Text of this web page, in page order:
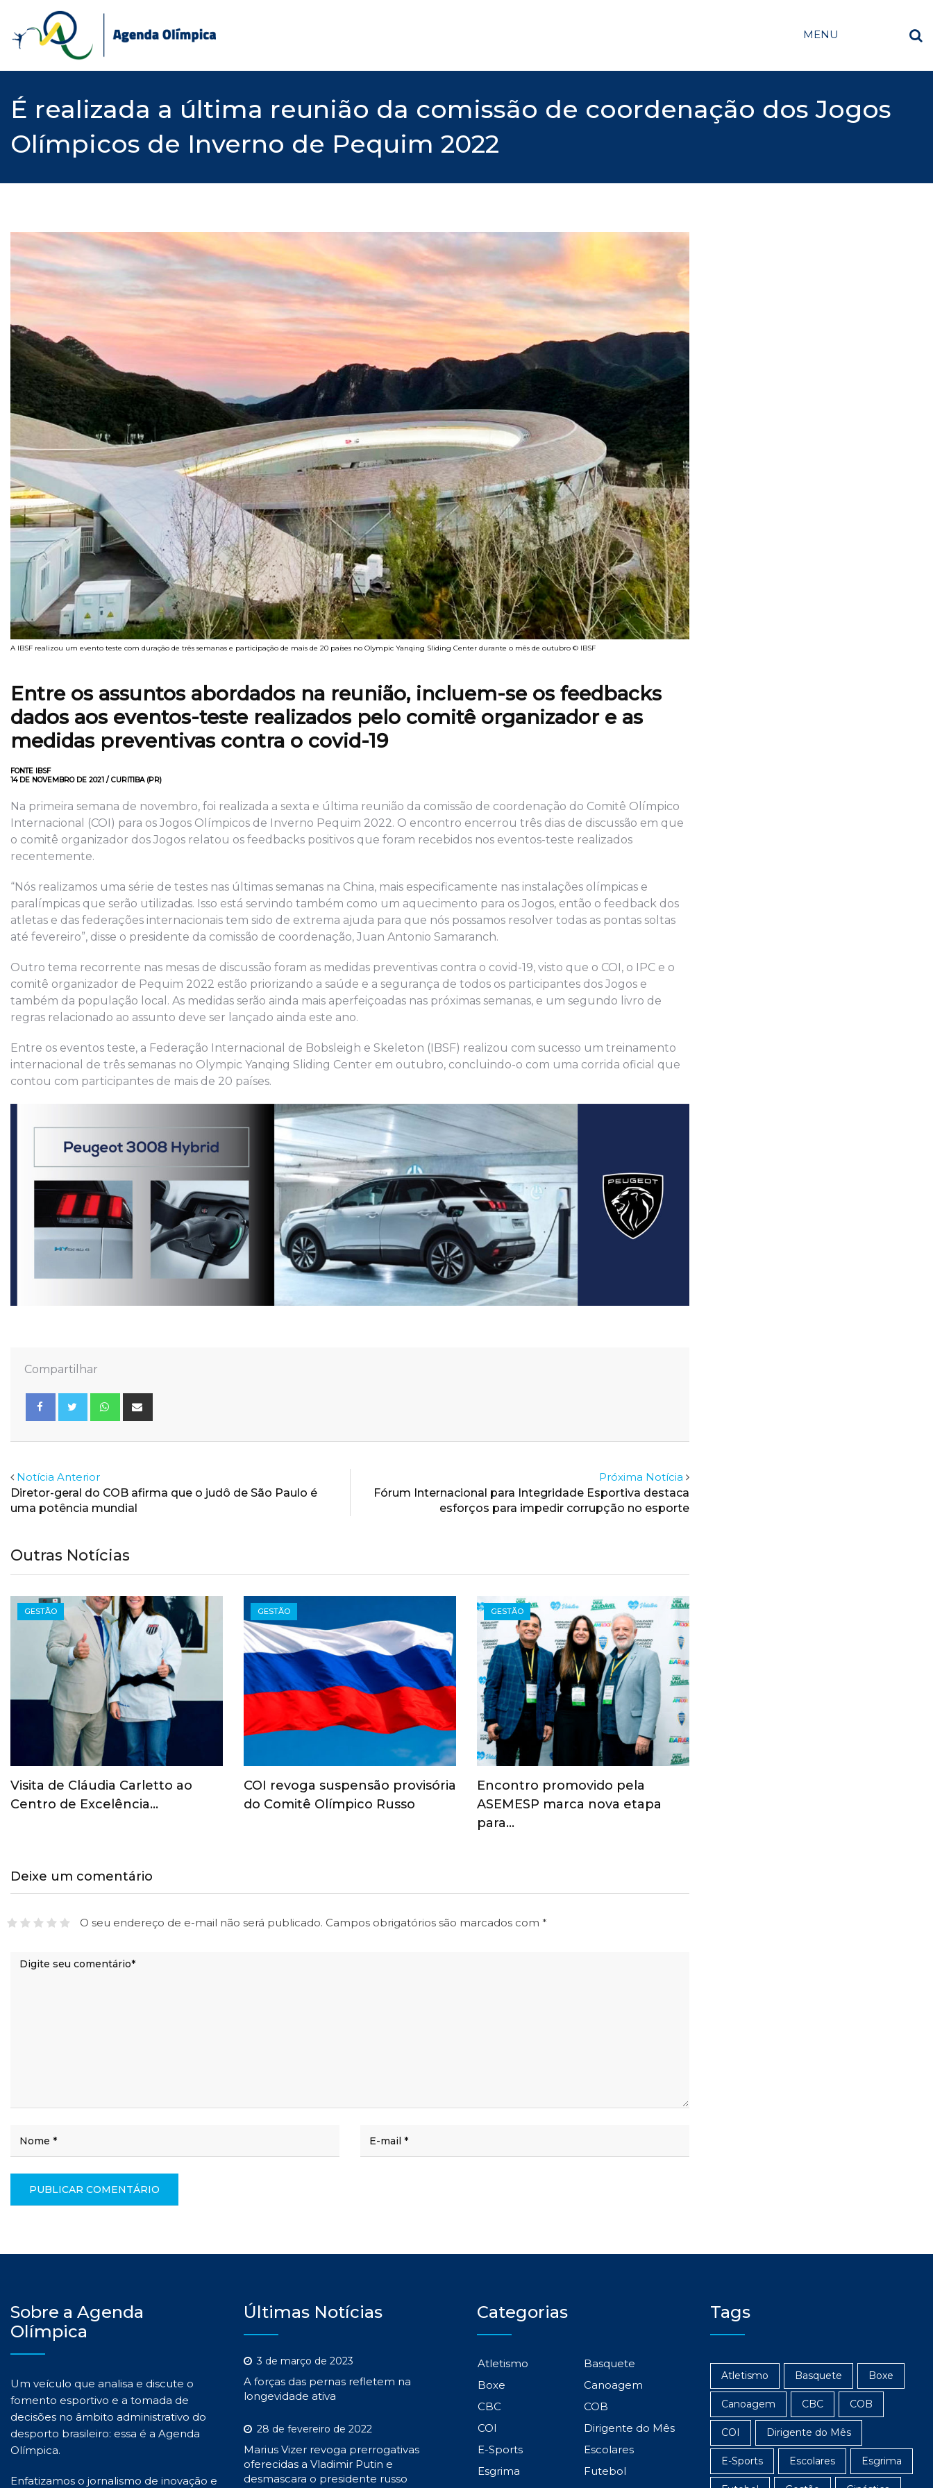
content
MENU
É realizada a última reunião da comissão de coordenação dos Jogos
Olímpicos de Inverno de Pequim 2022
A IBSF realizou um evento teste com duração de três semanas e participação de mais de 20 países no Olympic Yanqing Sliding Center durante o mês de outubro © IBSF
Entre os assuntos abordados na reunião, incluem-se os feedbacks
dados aos eventos-teste realizados pelo comitê organizador e as
medidas preventivas contra o covid-19
FONTE IBSF
14 DE NOVEMBRO DE 2021 / CURITIBA (PR)
Na primeira semana de novembro, foi realizada a sexta e última reunião da comissão de coordenação do Comitê Olímpico
Internacional (COI) para os Jogos Olímpicos de Inverno Pequim 2022. O encontro encerrou três dias de discussão em que
o comitê organizador dos Jogos relatou os feedbacks positivos que foram recebidos nos eventos-teste realizados
recentemente.
“Nós realizamos uma série de testes nas últimas semanas na China, mais especificamente nas instalações olímpicas e
paralímpicas que serão utilizadas. Isso está servindo também como um aquecimento para os Jogos, então o feedback dos
atletas e das federações internacionais tem sido de extrema ajuda para que nós possamos resolver todas as pontas soltas
até fevereiro”, disse o presidente da comissão de coordenação, Juan Antonio Samaranch.
Outro tema recorrente nas mesas de discussão foram as medidas preventivas contra o covid-19, visto que o COI, o IPC e o
comitê organizador de Pequim 2022 estão priorizando a saúde e a segurança de todos os participantes dos Jogos e
também da população local. As medidas serão ainda mais aperfeiçoadas nas próximas semanas, e um segundo livro de
regras relacionado ao assunto deve ser lançado ainda este ano.
Entre os eventos teste, a Federação Internacional de Bobsleigh e Skeleton (IBSF) realizou com sucesso um treinamento
internacional de três semanas no Olympic Yanqing Sliding Center em outubro, concluindo-o com uma corrida oficial que
contou com participantes de mais de 20 países.
Compartilhar
Whatsapp
Notícia Anterior
Diretor-geral do COB afirma que o judô de São Paulo é
uma potência mundial
Próxima Notícia
Fórum Internacional para Integridade Esportiva destaca
esforços para impedir corrupção no esporte
Outras Notícias
GESTÃO
Visita de Cláudia Carletto ao
Centro de Excelência…
GESTÃO
COI revoga suspensão provisória
do Comitê Olímpico Russo
GESTÃO
Encontro promovido pela
ASEMESP marca nova etapa
para…
Deixe um comentário
O seu endereço de e-mail não será publicado. Campos obrigatórios são marcados com *
Sobre a Agenda
Olímpica
Um veículo que analisa e discute o
fomento esportivo e a tomada de
decisões no âmbito administrativo do
desporto brasileiro: essa é a Agenda
Olímpica.
Enfatizamos o jornalismo de inovação e
Últimas Notícias
3 de março de 2023
A forças das pernas refletem na
longevidade ativa
28 de fevereiro de 2022
Marius Vizer revoga prerrogativas
oferecidas a Vladimir Putin e
desmascara o presidente russo
Categorias
Atletismo
Basquete
Boxe
Canoagem
CBC
COB
COI
Dirigente do Mês
E-Sports
Escolares
Esgrima
Futebol
Tags
Atletismo Basquete Boxe
Canoagem CBC COB
COI Dirigente do Mês
E-Sports Escolares Esgrima